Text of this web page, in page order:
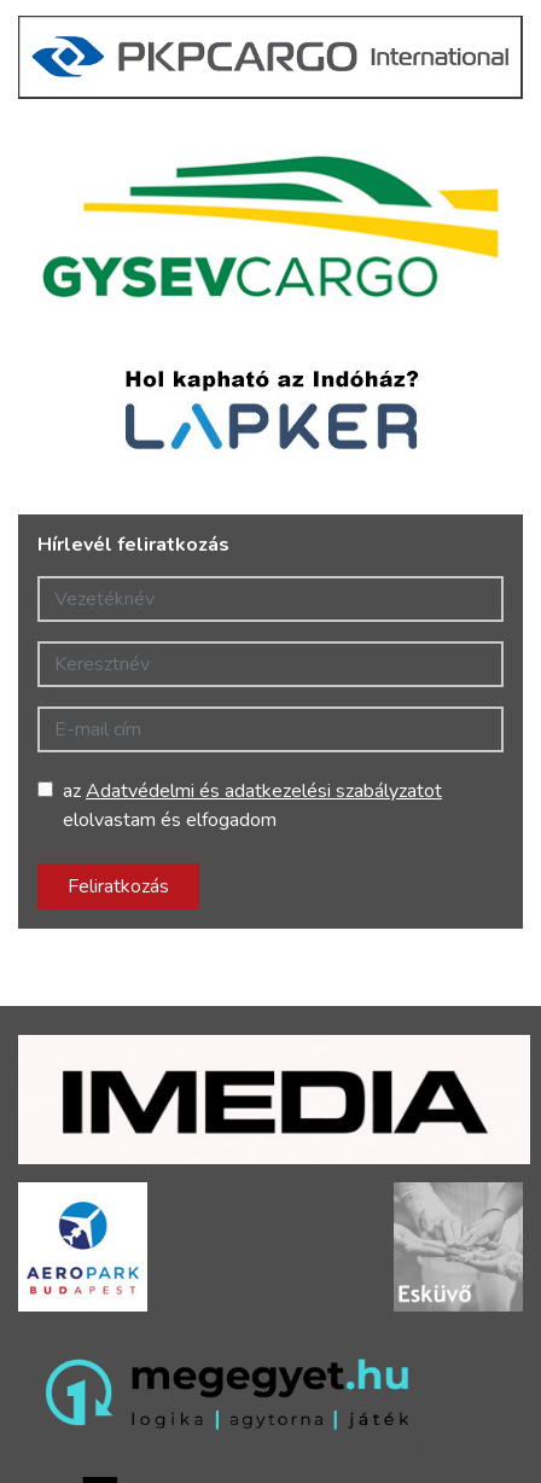
Hírlevél feliratkozás
Vezetéknév
Keresztnév
E-mail cím
azAdatvédelmi és adatkezelési szabályzatot
elolvastam és elfogadom
Feliratkozás